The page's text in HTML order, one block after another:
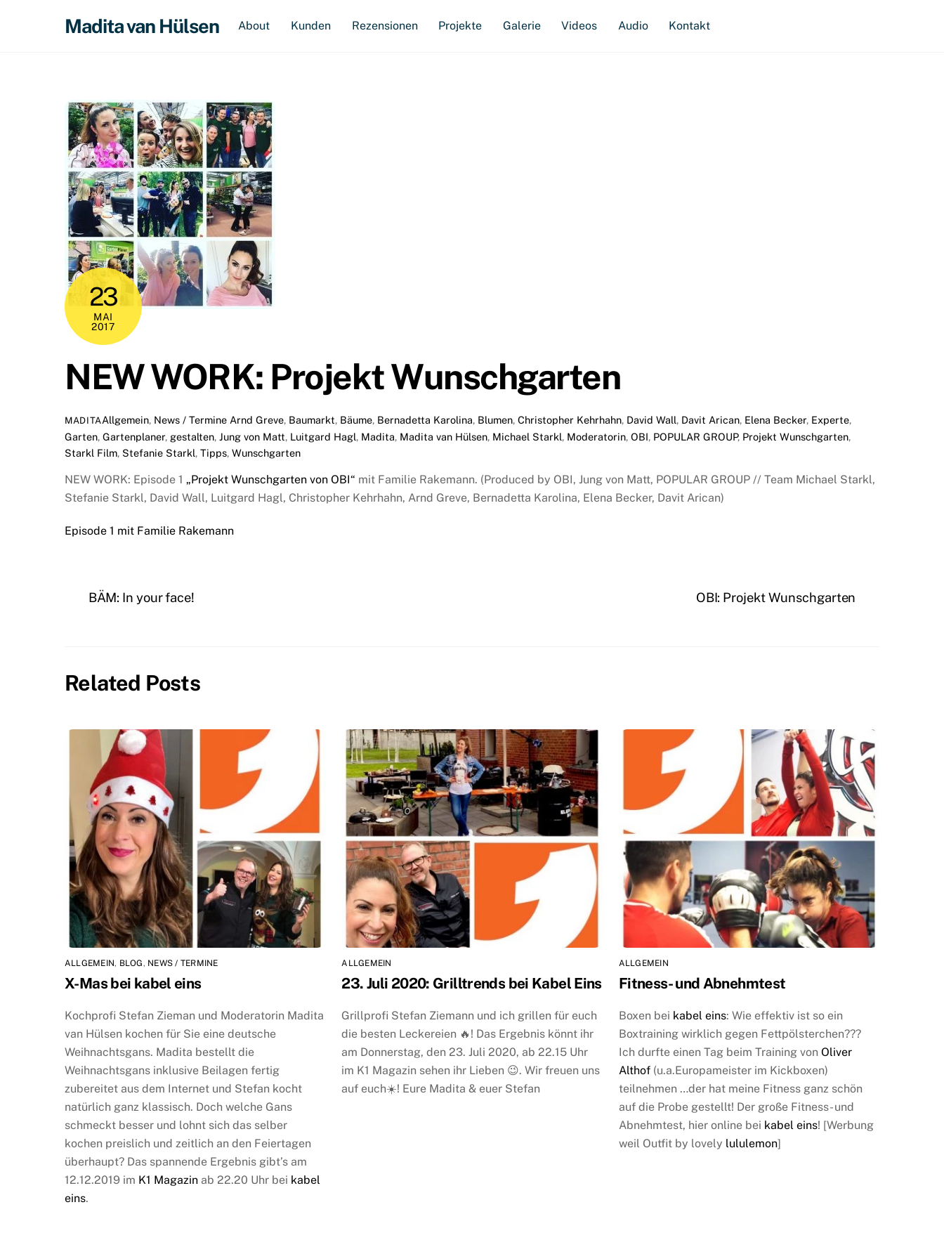
Madita van Hülsen About Kunden Rezensionen Projekte Galerie Videos Audio Kontakt
23
MAI
2017
NEW WORK: Projekt Wunschgarten
MADITAAllgemein, News / Termine Arnd Greve, Baumarkt, Bäume, Bernadetta Karolina, Blumen, Christopher Kehrhahn, David Wall, Davit Arican, Elena Becker, Experte,
Garten, Gartenplaner, gestalten, Jung von Matt, Luitgard Hagl, Madita, Madita van Hülsen, Michael Starkl, Moderatorin, OBI, POPULAR GROUP, Projekt Wunschgarten,
Starkl Film, Stefanie Starkl, Tipps, Wunschgarten
NEW WORK: Episode 1 „Projekt Wunschgarten von OBI“ mit Familie Rakemann. (Produced by OBI, Jung von Matt, POPULAR GROUP // Team Michael Starkl,
Stefanie Starkl, David Wall, Luitgard Hagl, Christopher Kehrhahn, Arnd Greve, Bernadetta Karolina, Elena Becker, Davit Arican)
Episode 1 mit Familie Rakemann
BÄM: In your face! OBI: Projekt Wunschgarten
Related Posts
ALLGEMEIN, BLOG, NEWS / TERMINE
X-Mas bei kabel eins
Kochprofi Stefan Zieman und Moderatorin Madita
van Hülsen kochen für Sie eine deutsche
Weihnachtsgans. Madita bestellt die
Weihnachtsgans inklusive Beilagen fertig
zubereitet aus dem Internet und Stefan kocht
natürlich ganz klassisch. Doch welche Gans
schmeckt besser und lohnt sich das selber
kochen preislich und zeitlich an den Feiertagen
überhaupt? Das spannende Ergebnis gibt’s am
12.12.2019 im K1 Magazin ab 22.20 Uhr bei kabel
eins.
ALLGEMEIN
23. Juli 2020: Grilltrends bei Kabel Eins
Grillprofi Stefan Ziemann und ich grillen für euch
die besten Leckereien 🔥! Das Ergebnis könnt ihr
am Donnerstag, den 23. Juli 2020, ab 22.15 Uhr
im K1 Magazin sehen ihr Lieben 😉. Wir freuen uns
auf euch☀️! Eure Madita & euer Stefan
ALLGEMEIN
Fitness- und Abnehmtest
Boxen bei kabel eins: Wie effektiv ist so ein
Boxtraining wirklich gegen Fettpölsterchen???
Ich durfte einen Tag beim Training von Oliver
Althof(u.a.Europameister im Kickboxen)
teilnehmen …der hat meine Fitness ganz schön
auf die Probe gestellt! Der große Fitness- und
Abnehmtest, hier online bei kabel eins! [Werbung
weil Outfit by lovely lululemon]